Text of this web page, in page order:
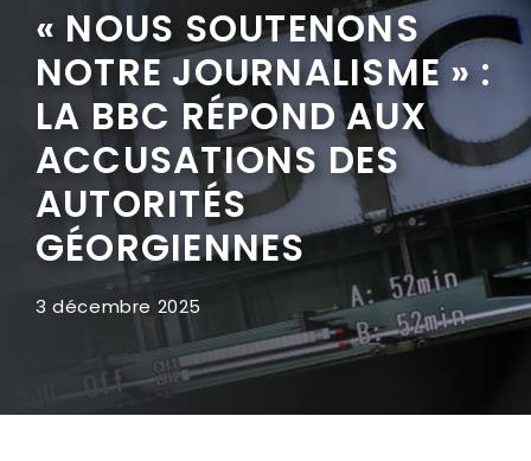
« NOUS SOUTENONS
NOTRE JOURNALISME » :
LA BBC RÉPOND AUX
ACCUSATIONS DES
AUTORITÉS
GÉORGIENNES
3 décembre 2025